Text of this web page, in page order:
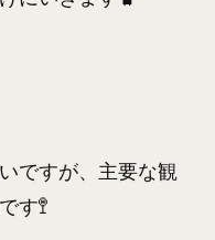
ですが、主要な観
す🚏